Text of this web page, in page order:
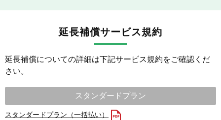
延長補償サービス規約
延長補償についての詳細は下記サービス規約をご確認くだ
さい。
スタンダードプラン
スタンダードプラン（一括払い）